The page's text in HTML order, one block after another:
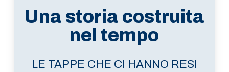
Una storia costruita
nel tempo
LE TAPPE CHE CI HANNO RESI